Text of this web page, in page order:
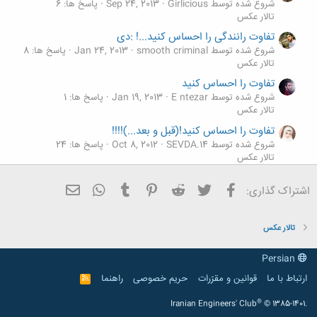
شروع شده توسط Girlicious Sep 24, 2013 پاسخ ها: 6
تالار عکس
تفاوت رانندگی را احساس کنید...! :دی
شروع شده توسط smooth criminal Jan 24, 2013 پاسخ ها: 8
تالار عکس
تفاوت را احساس کنید
شروع شده توسط E ntezar Jan 19, 2013 پاسخ ها: 1
تالار عکس
تفاوت را احساس کنید!(قبل و بعد...)!!!!
شروع شده توسط SEVDA.14 Oct 8, 2012
پاسخ ها: 24
تالار عکس
تفاوت را احساس کنید
شروع شده توسط negin:- Aug 10, 2012
پاسخ ها: 0
اشتراک گذاری: فیسبوک تویتر Reddit
Pinterest
Tumblr
WhatsApp
تالار عکس
ارتباط با ما
قوانین و مقرّرات حریم خصوصی راهنما
R
S
Iranian Engineers' Club® © 1385-1401.